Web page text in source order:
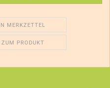
MERKZETTEL
ZUM PRODUKT